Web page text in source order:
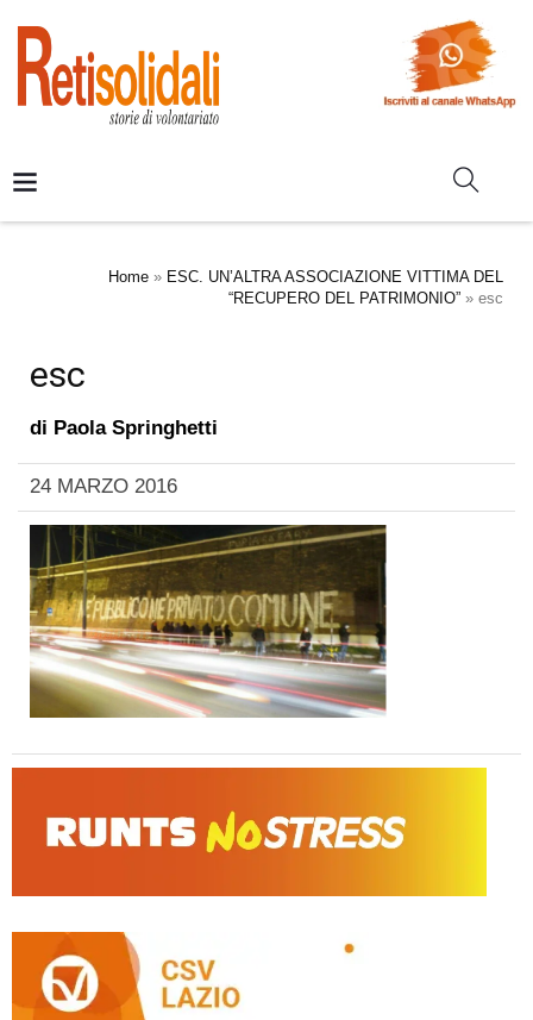
Home » ESC. UN’ALTRA ASSOCIAZIONE VITTIMA DEL
“RECUPERO DEL PATRIMONIO” » esc
esc
di Paola Springhetti
24 MARZO 2016